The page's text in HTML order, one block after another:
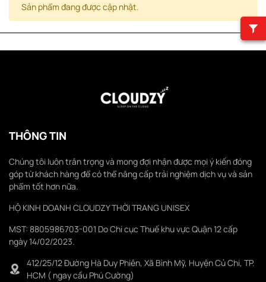
Sản phẩm đang được cập nhật.
THÔNG TIN
Chúng tôi luôn trân trọng và mong đợi nhận được mọi ý kiến đóng
góp từ khách hàng để có thể nâng cấp trải nghiệm dịch vụ và sản
phẩm tốt hơn nữa.
HỘ KINH DOANH CLOUDZY THỜI TRANG UNISEX
MST: 8805986703-001 Do Chi cục Thuế khu vực Quận 12 cấp
ngày 14/02/2023.
412/25/12 Đường Hà Duy Phiên, Xã Bình Mỹ, Huyện Củ Chi, TP.
HCM ( ngay cầu Phú Cường)